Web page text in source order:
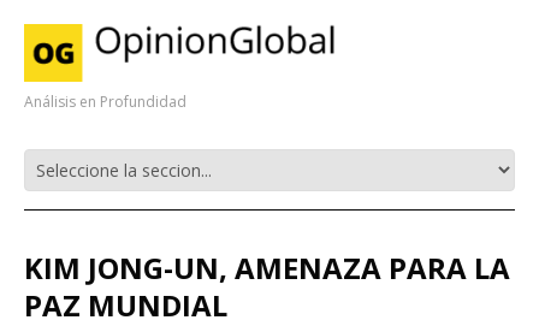
Análisis en Profundidad
KIM JONG-UN, AMENAZA PARA LA
PAZ MUNDIAL